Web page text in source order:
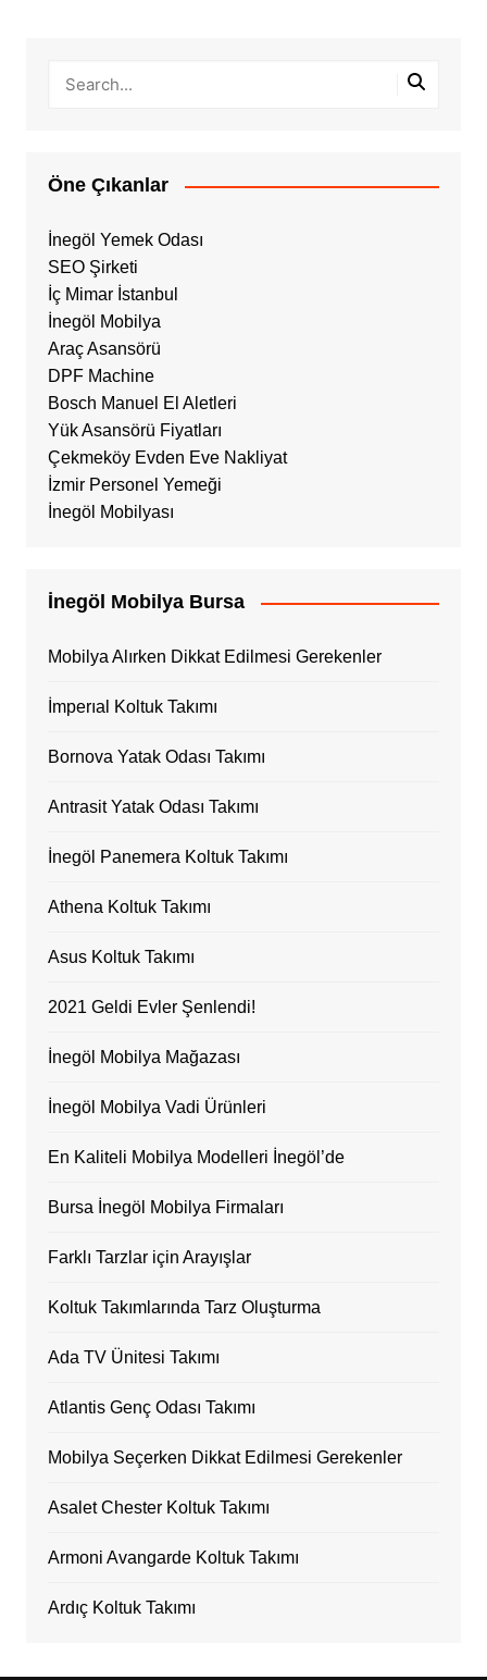
Öne Çıkanlar
İnegöl Yemek Odası
SEO Şirketi
İç Mimar İstanbul
İnegöl Mobilya
Araç Asansörü
DPF Machine
Bosch Manuel El Aletleri
Yük Asansörü Fiyatları
Çekmeköy Evden Eve Nakliyat
İzmir Personel Yemeği
İnegöl Mobilyası
İnegöl Mobilya Bursa
Mobilya Alırken Dikkat Edilmesi Gerekenler
İmperıal Koltuk Takımı
Bornova Yatak Odası Takımı
Antrasit Yatak Odası Takımı
İnegöl Panemera Koltuk Takımı
Athena Koltuk Takımı
Asus Koltuk Takımı
2021 Geldi Evler Şenlendi!
İnegöl Mobilya Mağazası
İnegöl Mobilya Vadi Ürünleri
En Kaliteli Mobilya Modelleri İnegöl’de
Bursa İnegöl Mobilya Firmaları
Farklı Tarzlar için Arayışlar
Koltuk Takımlarında Tarz Oluşturma
Ada TV Ünitesi Takımı
Atlantis Genç Odası Takımı
Mobilya Seçerken Dikkat Edilmesi Gerekenler
Asalet Chester Koltuk Takımı
Armoni Avangarde Koltuk Takımı
Ardıç Koltuk Takımı